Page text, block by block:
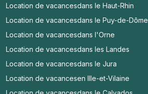
Location de vacancesdans le Haut-Rhin
Location de vacancesdans le Puy-de-Dôme
Location de vacancesdans l'Orne
Location de vacancesdans les Landes
Location de vacancesdans le Jura
Location de vacancesen Ille-et-Vilaine